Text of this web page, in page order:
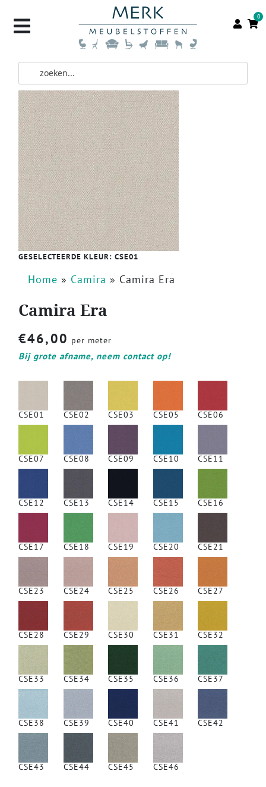
0
GESELECTEERDE KLEUR: CSE01
Home » Camira » Camira Era
Camira Era
€46,00 per meter
Bij grote afname, neem contact op!
CSE01 CSE02 CSE03 CSE05 CSE06
CSE07 CSE08 CSE09 CSE10 CSE11
CSE12 CSE13 CSE14 CSE15 CSE16
CSE17 CSE18 CSE19 CSE20 CSE21
CSE23 CSE24 CSE25 CSE26 CSE27
CSE28 CSE29 CSE30 CSE31 CSE32
CSE33 CSE34 CSE35 CSE36 CSE37
CSE38 CSE39 CSE40 CSE41 CSE42
CSE43 CSE44 CSE45 CSE46